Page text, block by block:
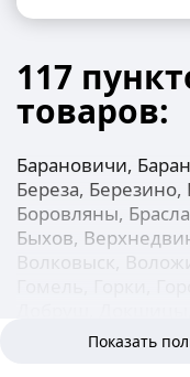
117
товаров:
Барановичи,
Береза, Березино,
Боровляны,
Быхов,
Волковыск,
Ельск, Жабинка,
Заславль,
Показать